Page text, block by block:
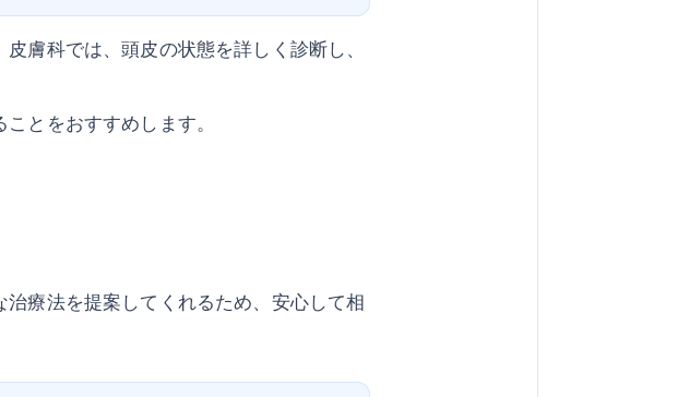
膚科では、頭皮の状態を詳しく診断し、
とをおすすめします。
療法を提案してくれるため、安心して相